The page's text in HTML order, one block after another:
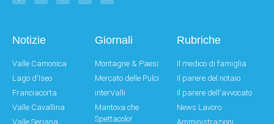
Notizie
Valle Camonica
Lago d'Iseo
Franciacorta
Valle Cavallina
Valle Seriana
Giornali
Montagne & Paesi
Mercato delle Pulci
interValli
Mantova che
Spettacolo!
Rubriche
Il medico di famiglia
Il parere del notaio
Il parere dell'avvocato
News Lavoro
Amministrazioni